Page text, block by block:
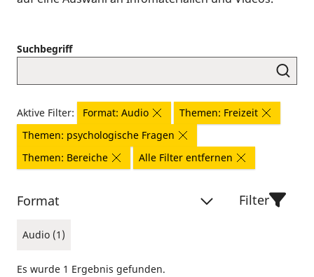
Suchbegriff
Aktive Filter: Format: Audio
Themen: Freizeit
Themen: psychologische Fragen
Themen: Bereiche
Alle Filter entfernen
Format
Audio (1)
Filter
Es wurde 1 Ergebnis gefunden.